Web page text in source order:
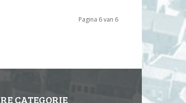
Pagina 6 van 6
CATEGORIE